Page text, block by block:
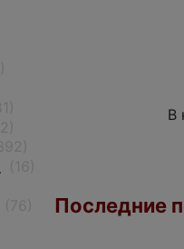
В
Последние